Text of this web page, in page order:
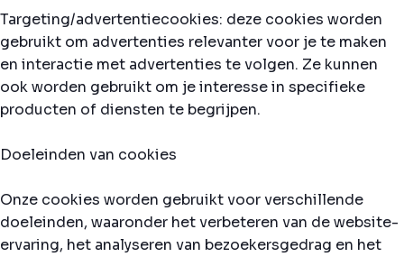
Targeting/advertentiecookies: deze cookies worden
gebruikt om advertenties relevanter voor je te maken
en interactie met advertenties te volgen. Ze kunnen
ook worden gebruikt om je interesse in specifieke
producten of diensten te begrijpen.
Doeleinden van cookies
Onze cookies worden gebruikt voor verschillende
doeleinden, waaronder het verbeteren van de website-
ervaring, het analyseren van bezoekersgedrag en het